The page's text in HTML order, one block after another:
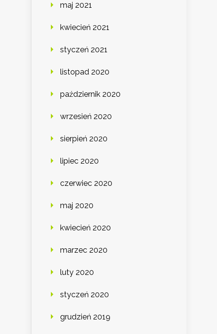
maj 2021
kwiecień 2021
styczeń 2021
listopad 2020
październik 2020
wrzesień 2020
sierpień 2020
lipiec 2020
czerwiec 2020
maj 2020
kwiecień 2020
marzec 2020
luty 2020
styczeń 2020
grudzień 2019